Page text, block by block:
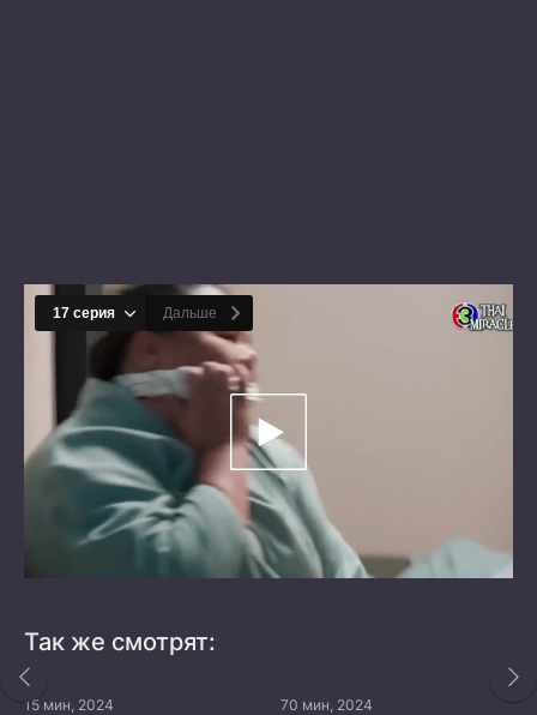
Так же смотрят:
15 мин, 2024 70 мин, 2024